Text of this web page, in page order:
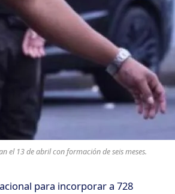
el 13 de abril con formación de seis meses.
para incorporar a 728